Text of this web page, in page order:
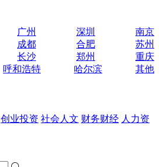
广州 深圳
南京
成都 合肥
苏州
长沙 郑州
重庆
呼和浩特 哈尔滨
其他
创业投资 社会人文 财务财经 人力资